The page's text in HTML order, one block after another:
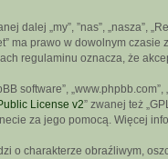
dalej „my”, ”nas”,
ma prawo w dowolnym
regulaminu oznacza, że
software”,
License v2” zwanej też
za jego pomocą. Więcej
o charakterze obraźliwym,